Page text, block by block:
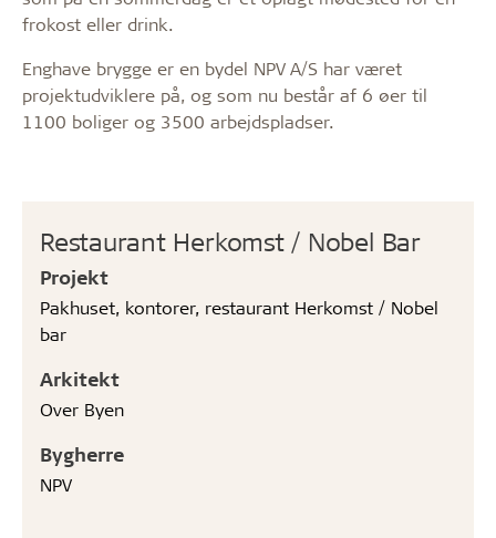
Restaurant Herkomst / Nobel Bar
Projekt
Pakhuset, kontorer, restaurant Herkomst / Nobel
bar
Arkitekt
Over Byen
Bygherre
NPV
frokost eller drink.
Enghave brygge er en bydel NPV A/S har været
projektudviklere på, og som nu består af 6 øer til
1100 boliger og 3500 arbejdspladser.